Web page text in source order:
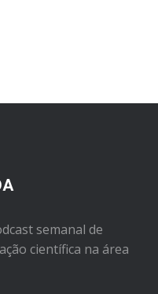
semanal de
científica na área